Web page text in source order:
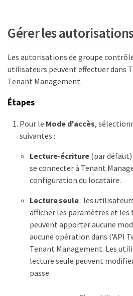
Gérer les
Les autorisations de groupe
utilisateurs peuvent effectuer dans
Tenant Management.
Étapes
Pour le Mode d'accès,
suivantes :
Lecture-écriture(par défaut)
se connecter à Tenant
configuration du locataire.
Lecture seule: les
afficher les paramètres et
peuvent apporter aucune
aucune opération dans l'API
Tenant Management. Les
lecture seule peuvent
passe.